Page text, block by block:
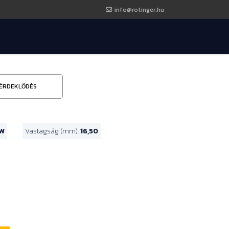
info@rotinger.hu
Vastagság (mm):16,50